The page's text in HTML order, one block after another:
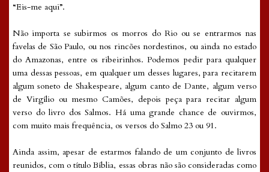
“Eis-me aqui”.
Não importa se subirmos os morros do Rio ou se entrarmos nas
favelas de São Paulo, ou nos rincões nordestinos, ou ainda no estado
do Amazonas, entre os ribeirinhos. Podemos pedir para qualquer
uma dessas pessoas, em qualquer um desses lugares, para recitarem
algum soneto de Shakespeare, algum canto de Dante, algum verso
de Virgílio ou mesmo Camões, depois peça para recitar algum
verso do livro dos Salmos. Há uma grande chance de ouvirmos,
com muito mais frequência, os versos do Salmo 23 ou 91.
Ainda assim, apesar de estarmos falando de um conjunto de livros
reunidos, com o título Bíblia, essas obras não são consideradas como